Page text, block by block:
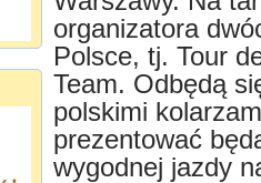
organizatora
Polsce, tj. Tour
Team. Odbędą
polskimi
prezentować
wygodnej jazdy